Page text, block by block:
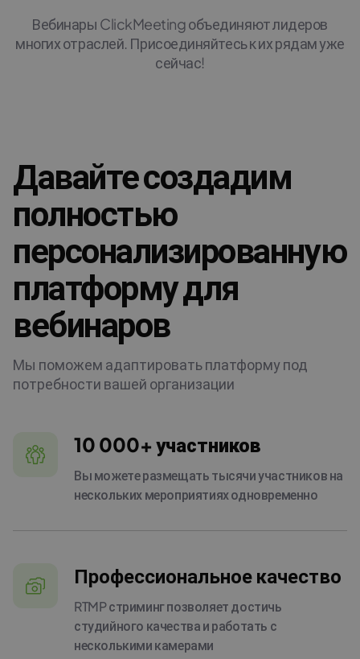
Вебинары ClickMeeting объединяют лидеров
многих отраслей. Присоединяйтесь к их рядам уже
сейчас!
Давайте создадим
полностью
персонализированную
платформу для
вебинаров
Мы поможем адаптировать платформу под
потребности вашей организации
10 000+ участников
Вы можете размещать тысячи участников на
нескольких мероприятиях одновременно
Профессиональное качество
RTMP стриминг позволяет достичь
студийного качества и работать с
несколькими камерами